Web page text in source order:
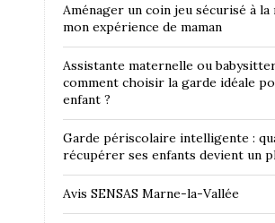
Aménager un coin jeu sécurisé à la
mon expérience de maman
Assistante maternelle ou
comment choisir la garde idéale
enfant ?
Garde périscolaire intelligente :
récupérer ses enfants devient un
Avis SENSAS Marne-la-Vallée